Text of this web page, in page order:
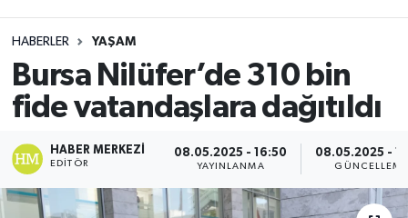
HABERLER YAŞAM
Bursa Nilüfer’de 310 bin
fide vatandaşlara dağıtıldı
HABER MERKEZI
EDITÖR
08.05.2025 - 16:50
YAYINLANMA
08.05.2025 -
GÜNCELLEME